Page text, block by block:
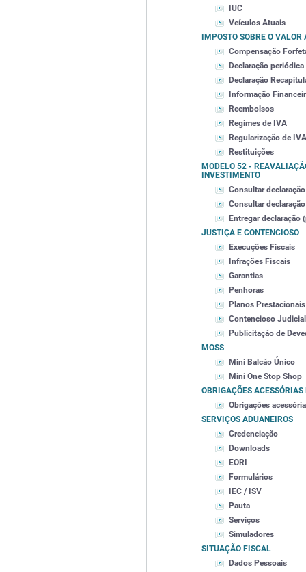
IUC
Veículos Atuais
IMPOSTO SOBRE O VALOR
Compensação
Declaração
Declaração
Informação
Reembolsos
Regimes de IVA
Regularização de
Restituições
MODELO 52 -
INVESTIMENTO
Consultar declaração
Consultar
Entregar
JUSTIÇA E CONTENCIOSO
Execuções Fiscais
Infrações Fiscais
Garantias
Penhoras
Planos Prestacionais
Contencioso
Publicitação de
MOSS
Mini Balcão Único
Mini One Stop Shop
OBRIGAÇÕES
Obrigações
SERVIÇOS ADUANEIROS
Credenciação
Downloads
EORI
Formulários
IEC / ISV
Pauta
Serviços
Simuladores
SITUAÇÃO FISCAL
Dados Pessoais